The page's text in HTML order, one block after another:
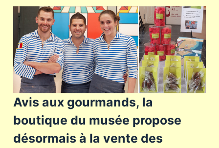
Avis aux gourmands, la
boutique du musée propose
désormais à la vente des